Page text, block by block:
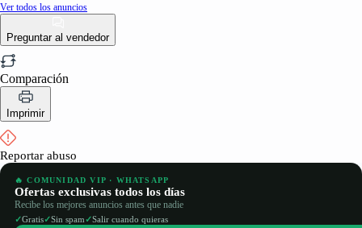
Ver todos los anuncios
Preguntar al vendedor
Comparación
Imprimir
Reportar abuso
🔥 COMUNIDAD VIP · WHATSAPP
Ofertas exclusivas todos los días
Recibe los mejores anuncios antes que nadie
✓Gratis✓Sin spam✓Salir cuando quieras